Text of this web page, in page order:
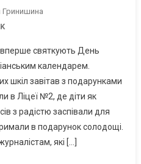
вперше святкують День
календарем.
шкіл завітав з подарунками
в Ліцеї №2, де діти як
з радістю заспівали для
в подарунок солодощі.
які […]